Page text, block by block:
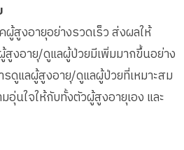
ผู้สูงอายุอย่างรวดเร็ว ส่งผลให้
งอายุ/ดูแลผู้ป่วยมีเพิ่มมากขึ้นอย่าง
ดูแลผู้สูงอายุ/ดูแลผู้ป่วยที่เหมาะสม
อุ่นใจให้กับทั้งตัวผู้สูงอายุเอง และ